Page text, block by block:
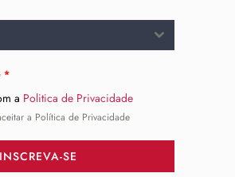
*
a Politica de Privacidade
a Política de Privacidade
INSCREVA-SE